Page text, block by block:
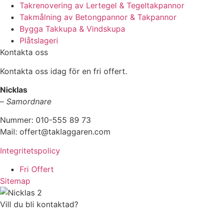
Takrenovering av Lertegel & Tegeltakpannor
Takmålning av Betongpannor & Takpannor
Bygga Takkupa & Vindskupa
Plåtslageri
Kontakta oss
Kontakta oss idag för en fri offert.
Nicklas
– Samordnare
Nummer: 010-555 89 73
Mail: offert@taklaggaren.com
Integritetspolicy
Fri Offert
Sitemap
Vill du bli kontaktad?